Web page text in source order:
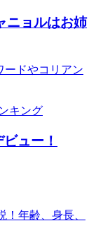
ニョルはお姉
ードやコリアン
ュー！